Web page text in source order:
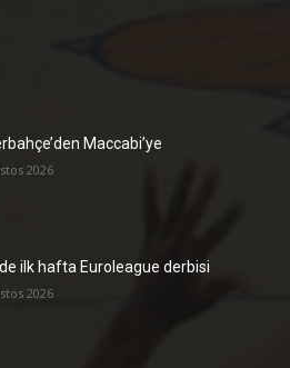
Maccabi’ye
2026
ilk hafta Euroleague derbisi
2026